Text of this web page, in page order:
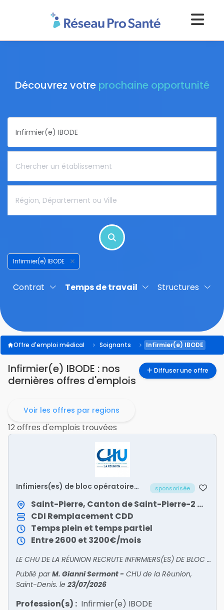
Découvrez votre prochaine opportunité
Infirmier(e) IBODE
Contrat Temps de travail Structures
Offre d'emploi médical Soignants Infirmier(e) IBODE
Infirmier(e) IBODE : nos
dernières offres d'emplois
Diffuser une offre
Voir les offres par regions
12 offres d'emplois trouvées
Infimiers(es) de bloc opératoire
sponsorisée
Saint-Pierre, Canton de Saint-Pierre-2 / Saint-Pierre
CDI Remplacement CDD
Temps plein et temps partiel
Entre 2600 et 3200€/mois
LE CHU DE LA RÉUNION RECRUTE INFIRMIERS(ES) DE BLOC OPÉRATOIRE TITULAIRES DU DIPLÔME D'ÉTATPostes à pourvoir dans les meilleurs délais au Site Sud (Saint Pierre) et Site Nord (St Denis).-26
Publié parM. Gianni Sermont- CHU de la Réunion,
Saint-Denis. le 23/07/2026
Profession(s) : Infirmier(e) IBODE